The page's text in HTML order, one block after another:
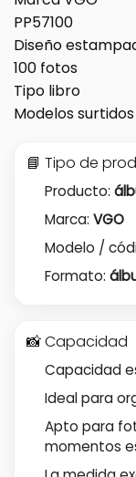
PP57100
Diseño
100 fotos
Tipo libro
Modelos surtidos
📘 Tipo de
Producto:
Marca: VGO
Modelo /
Formato:
📸 Capacidad
Capacidad
Ideal para
Apto para
momentos